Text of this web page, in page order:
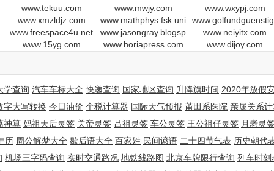
www.tekuu.com www.mwjy.com
www.wxypj.com
www.xmzldjz.com
www.mathphys.fsk.uni-
heidelberg.de
www.freespace4u.net www.jasongray.blogspot.comwww.neiyitx.com
www.15yg.com www.horiapress.com
www.dijoy.com
学查询 汽车车标大全 快递查询 国家地区查询 升降旗时间 2020年放假
字大写转换 今日油价 个税计算器 国际天气预报 莆田系医院 亲属关系
神算 妈祖天后灵签 关帝灵签 吕祖灵签 车公灵签 王公祖仔灵签 月老灵
历 周公解梦大全 歇后语大全 百家姓 民间谚语 二十四节气表 历史朝代
机场三字码查询 实时交通路况 地铁线路图 北京车牌限行查询 列车时刻